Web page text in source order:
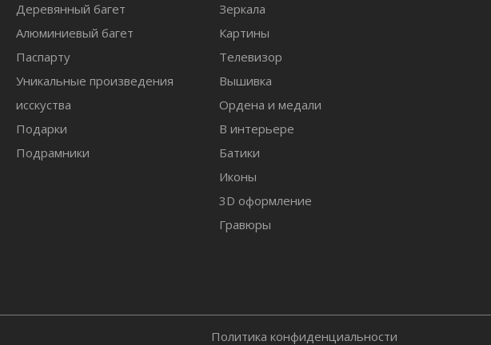
Деревянный багет
Алюминиевый багет
Паспарту
Уникальные произведения
исскуства
Подарки
Подрамники
Зеркала
Картины
Телевизор
Вышивка
Ордена и медали
В интерьере
Батики
Иконы
3D оформление
Гравюры
Политика конфиденциальности